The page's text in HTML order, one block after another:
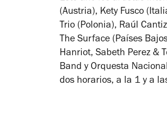
(Austria), Kety Fusco
Trio (Polonia), Raúl
The Surface (Países
Hanriot, Sabeth Perez &
Band y Orquesta
dos horarios, a la 1 y a